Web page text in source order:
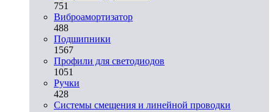
751
Виброамортизатор
488
Подшипники
1567
Профили для светодиодов
1051
Ручки
428
Системы смещения и линейной проводки